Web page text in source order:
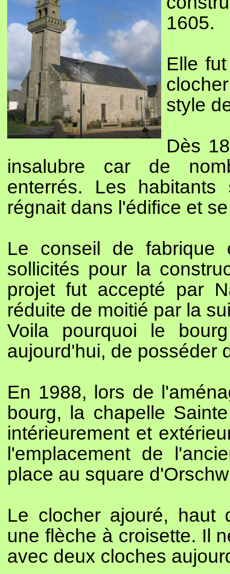
1605.
Elle
style
Dès
insalubre car de
enterrés. Les
régnait dans l'édifice et
Le conseil de fabrique
sollicités pour la
projet fut accepté par
réduite de moitié par la
Voila pourquoi le
aujourd'hui, de posséder
En 1988, lors de
bourg, la chapelle
intérieurement et
l'emplacement de
place au square
Le clocher ajouré, haut
une flèche à croisette. Il
avec deux cloches